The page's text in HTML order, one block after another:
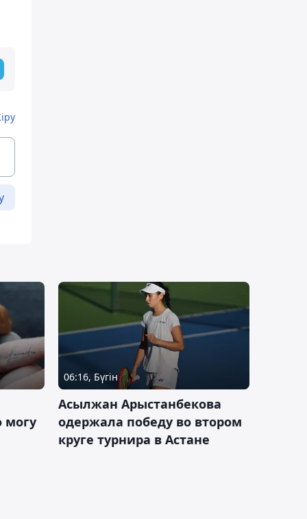
могу
06:16, Бүгін
Асылжан Арыстанбекова
одержала победу во втором
круге турнира в Астане